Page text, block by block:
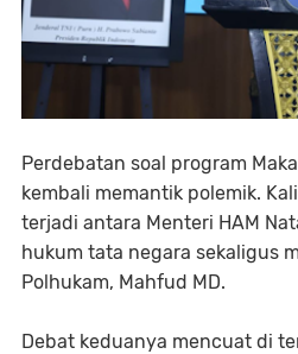
Perdebatan soal program
kembali memantik polemik.
terjadi antara Menteri HAM
hukum tata negara sekaligus
Polhukam, Mahfud MD.
Debat keduanya mencuat di